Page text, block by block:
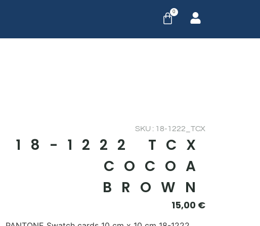
0
SKU : 18-1222_TCX
18-1222 TCX
COCOA
BROWN
15,00 €